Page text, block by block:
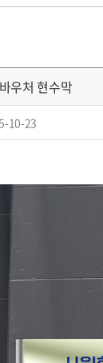
우처 현수막
10-23